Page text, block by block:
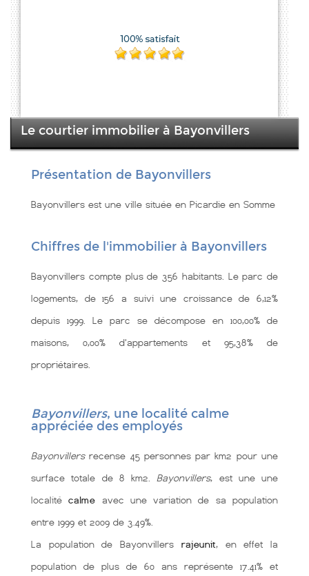
Le courtier immobilier à Bayonvillers
Présentation de Bayonvillers
Bayonvillers est une ville située en Picardie en Somme
Chiffres de l'immobilier à Bayonvillers
Bayonvillers compte plus de 356 habitants. Le parc de
logements, de 156 a suivi une croissance de 6,12%
depuis 1999. Le parc se décompose en 100,00% de
maisons, 0,00% d'appartements et 95,38% de
propriétaires.
Bayonvillers, une localité calme
appréciée des employés
Bayonvillersrecense 45 personnes par km2 pour une
surface totale de 8 km2. Bayonvillers, est une une
localitécalme avec une variation de sa population
entre 1999 et 2009 de 3.49%.
La population de Bayonvillersrajeunit, en effet la
population de plus de 60 ans représente 17.41% et